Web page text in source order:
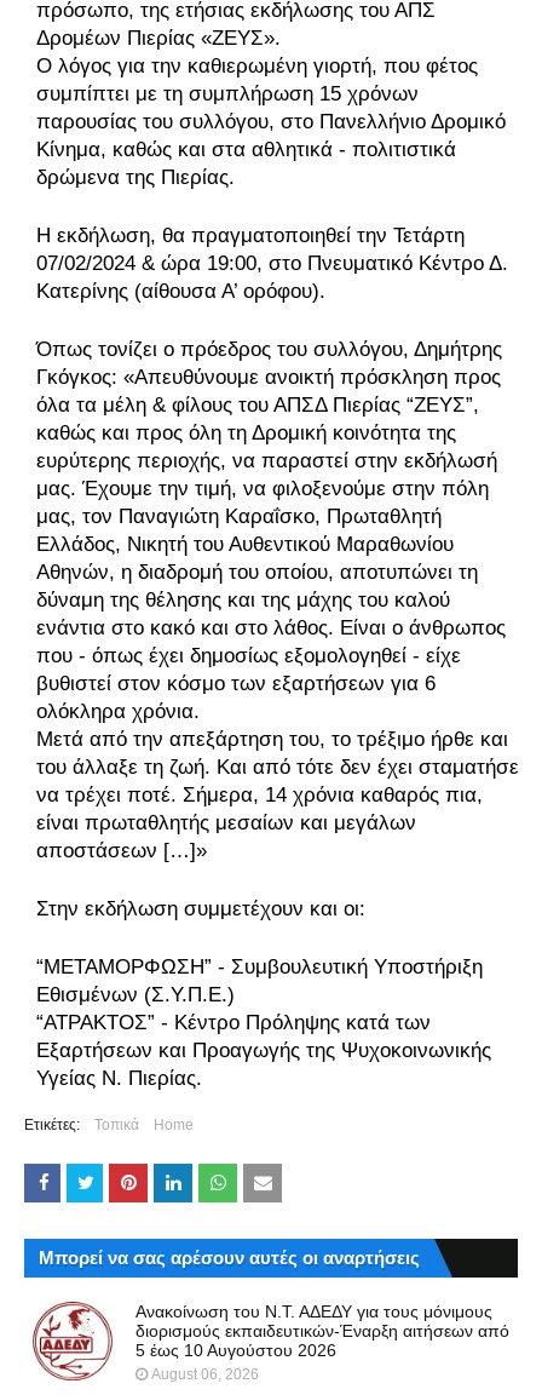
πρόσωπο, της ετήσιας εκδήλωσης του ΑΠΣ
Δρομέων Πιερίας «ΖΕΥΣ».
Ο λόγος για την καθιερωμένη γιορτή, που φέτος
συμπίπτει με τη συμπλήρωση 15 χρόνων
παρουσίας του συλλόγου, στο Πανελλήνιο Δρομικό
Κίνημα, καθώς και στα αθλητικά - πολιτιστικά
δρώμενα της Πιερίας.
Η εκδήλωση, θα πραγματοποιηθεί την Τετάρτη
07/02/2024 & ώρα 19:00, στο Πνευματικό Κέντρο Δ.
Κατερίνης (αίθουσα Α’ ορόφου).
Όπως τονίζει ο πρόεδρος του συλλόγου, Δημήτρης
Γκόγκος: «Απευθύνουμε ανοικτή πρόσκληση προς
όλα τα μέλη & φίλους του ΑΠΣΔ Πιερίας “ΖΕΥΣ”,
καθώς και προς όλη τη Δρομική κοινότητα της
ευρύτερης περιοχής, να παραστεί στην εκδήλωσή
μας. Έχουμε την τιμή, να φιλοξενούμε στην πόλη
μας, τον Παναγιώτη Καραΐσκο, Πρωταθλητή
Ελλάδος, Νικητή του Αυθεντικού Μαραθωνίου
Αθηνών, η διαδρομή του οποίου, αποτυπώνει τη
δύναμη της θέλησης και της μάχης του καλού
ενάντια στο κακό και στο λάθος. Είναι ο άνθρωπος
που - όπως έχει δημοσίως εξομολογηθεί - είχε
βυθιστεί στον κόσμο των εξαρτήσεων για 6
ολόκληρα χρόνια.
Μετά από την απεξάρτηση του, το τρέξιμο ήρθε και
του άλλαξε τη ζωή. Και από τότε δεν έχει σταματήσει
να τρέχει ποτέ. Σήμερα, 14 χρόνια καθαρός πια,
είναι πρωταθλητής μεσαίων και μεγάλων
αποστάσεων […]»
Στην εκδήλωση συμμετέχουν και οι:
“ΜΕΤΑΜΟΡΦΩΣΗ” - Συμβουλευτική Υποστήριξη
Εθισμένων (Σ.Υ.Π.Ε.)
“ΑΤΡΑΚΤΟΣ” - Κέντρο Πρόληψης κατά των
Εξαρτήσεων και Προαγωγής της Ψυχοκοινωνικής
Υγείας Ν. Πιερίας.
Ετικέτες: Τοπικά Home
Μπορεί να σας αρέσουν αυτές οι αναρτήσεις
Ανακοίνωση του Ν.Τ. ΑΔΕΔΥ για τους μόνιμους
διορισμούς εκπαιδευτικών-Έναρξη αιτήσεων από
5 έως 10 Αυγούστου 2026
August 06, 2026